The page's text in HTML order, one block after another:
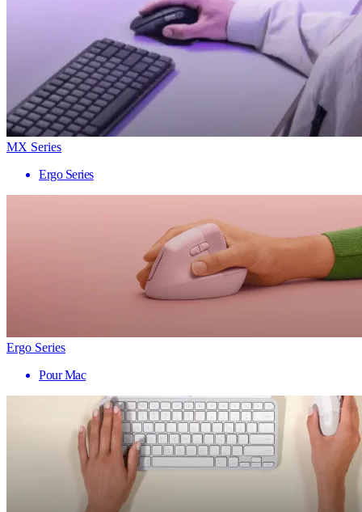
MX Series
Ergo Series
Ergo Series
Pour Mac